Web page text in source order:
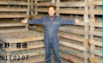
野 喜徳